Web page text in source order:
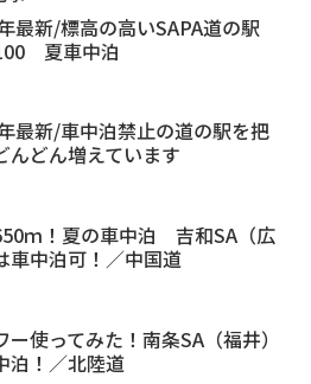
最新/標高の高いSAPA道の駅
夏車中泊
最新/車中泊禁止の道の駅を把
んどん増えています
ｍ！夏の車中泊 吉和SA（広
車中泊可！／中国道
ー使ってみた！南条SA（福井）
泊！／北陸道